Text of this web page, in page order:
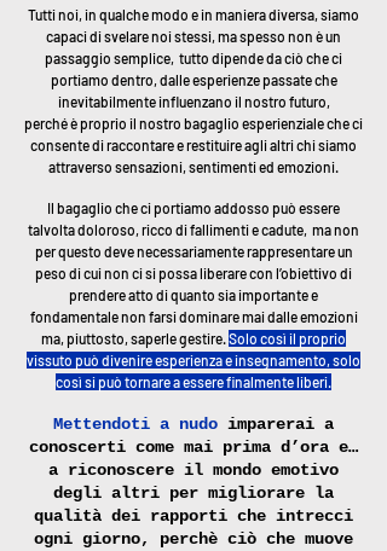
Tutti noi, in qualche modo e in maniera diversa, siamo
capaci di svelare noi stessi, ma spesso non è un
passaggio semplice, tutto dipende da ciò che ci
portiamo dentro, dalle esperienze passate che
inevitabilmente influenzano il nostro futuro,
perché è proprio il nostro bagaglio esperienziale che ci
consente di raccontare e restituire agli altri chi siamo
attraverso sensazioni, sentimenti ed emozioni.
Il bagaglio che ci portiamo addosso può essere
talvolta doloroso, ricco di fallimenti e cadute, ma non
per questo deve necessariamente rappresentare un
peso di cui non ci si possa liberare con l’obiettivo di
prendere atto di quanto sia importante e
fondamentale non farsi dominare mai dalle emozioni
ma, piuttosto, saperle gestire.Solo così il proprio
vissuto può divenire esperienza e insegnamento, solo
così si può tornare a essere finalmente liberi.
Mettendoti a nudo imparerai a
conoscerti come mai prima d’ora e…
a riconoscere il mondo emotivo
degli altri per migliorare la
qualità dei rapporti che intrecci
ogni giorno, perchè ciò che muove